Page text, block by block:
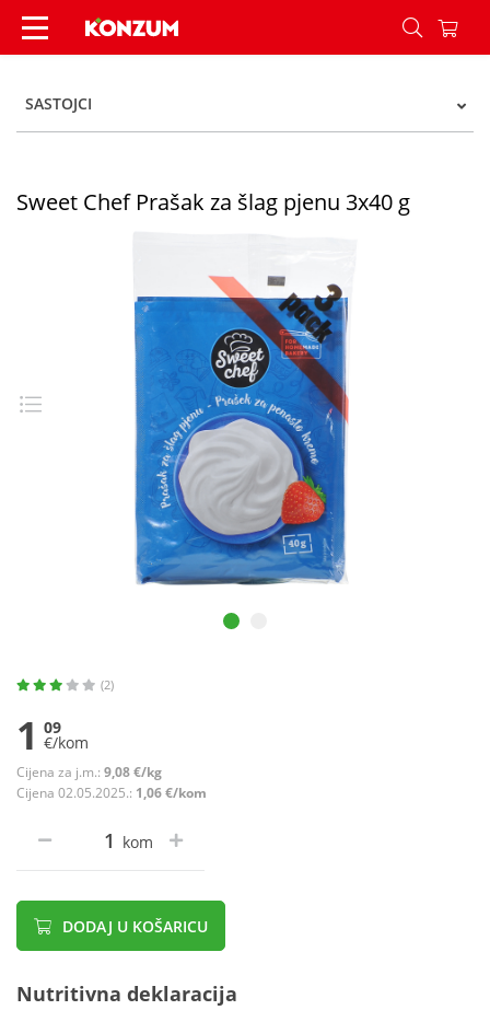
Sweet Chef Prašak za šlag pjenu 3x40 g -
SASTOJCI
Sweet Chef Prašak za šlag pjenu 3x40 g
(2)
1 09
€/kom
Cijena za j.m.: 9,08 €/kg
Cijena 02.05.2025.: 1,06 €/kom
kom
DODAJ U KOŠARICU
Nutritivna deklaracija